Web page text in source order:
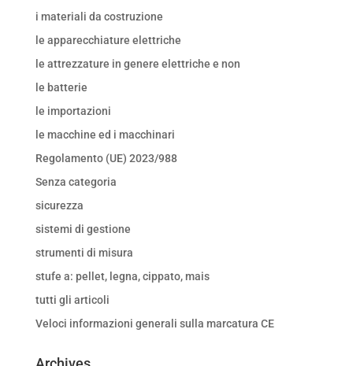
i materiali da costruzione
le apparecchiature elettriche
le attrezzature in genere elettriche e non
le batterie
le importazioni
le macchine ed i macchinari
Regolamento (UE) 2023/988
Senza categoria
sicurezza
sistemi di gestione
strumenti di misura
stufe a: pellet, legna, cippato, mais
tutti gli articoli
Veloci informazioni generali sulla marcatura CE